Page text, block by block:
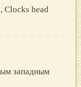
Clocks head
западным